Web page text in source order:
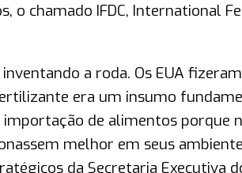
o chamado IFDC, International
a roda. Os EUA
era um insumo
importação de alimentos porque
melhor em seus
da Secretaria Executiva